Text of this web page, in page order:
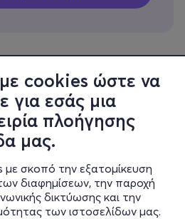
cookies ώστε να
για εσάς μια
πλοήγησης
μας.
σκοπό την εξατομίκευση
διαφημίσεων, την παροχή
δικτύωσης και την
των ιστοσελίδων μας.